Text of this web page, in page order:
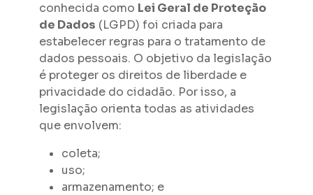
conhecida como Lei Geral de Proteção
de Dados (LGPD) foi criada para
estabelecer regras para o tratamento de
dados pessoais. O objetivo da legislação
é proteger os direitos de liberdade e
privacidade do cidadão. Por isso, a
legislação orienta todas as atividades
que envolvem:
coleta;
uso;
armazenamento; e